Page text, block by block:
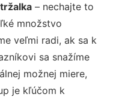
– nechajte to
množstvo
veľmi radi, ak sa k
sa snažíme
možnej miere,
je kľúčom k